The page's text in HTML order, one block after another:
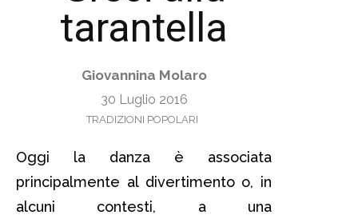
tarantella
Giovannina Molaro
30 Luglio 2016
TRADIZIONI POPOLARI
Oggi la danza è associata
principalmente al divertimento o, in
alcuni contesti, a una